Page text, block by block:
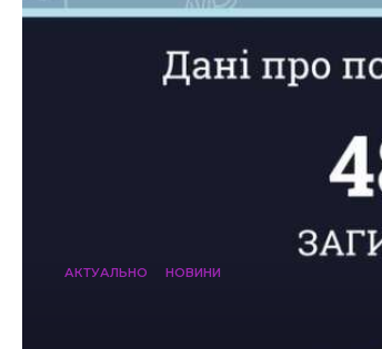
АКТУАЛЬНО НОВИНИ